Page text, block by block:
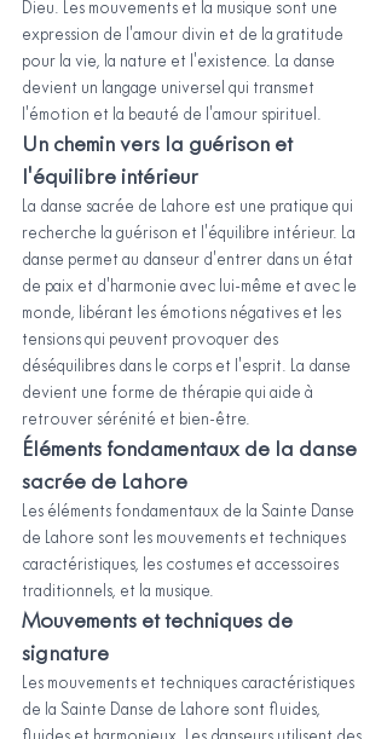
Dieu. Les mouvements et la musique sont une
expression de l'amour divin et de la gratitude
pour la vie, la nature et l'existence. La danse
devient un langage universel qui transmet
l'émotion et la beauté de l'amour spirituel.
Un chemin vers la guérison et
l'équilibre intérieur
La danse sacrée de Lahore est une pratique qui
recherche la guérison et l'équilibre intérieur. La
danse permet au danseur d'entrer dans un état
de paix et d'harmonie avec lui-même et avec le
monde, libérant les émotions négatives et les
tensions qui peuvent provoquer des
déséquilibres dans le corps et l'esprit. La danse
devient une forme de thérapie qui aide à
retrouver sérénité et bien-être.
Éléments fondamentaux de la danse
sacrée de Lahore
Les éléments fondamentaux de la Sainte Danse
de Lahore sont les mouvements et techniques
caractéristiques, les costumes et accessoires
traditionnels, et la musique.
Mouvements et techniques de
signature
Les mouvements et techniques caractéristiques
de la Sainte Danse de Lahore sont fluides,